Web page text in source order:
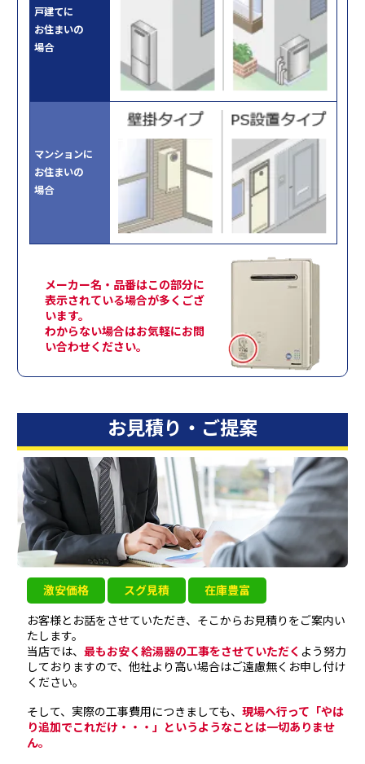
戸建てに
お住まいの
場合
マンションに
お住まいの
場合
メーカー名・品番はこの部分に
表示されている場合が多くござ
います。
わからない場合はお気軽にお問
い合わせください。
お見積り・ご提案
激安価格 スグ見積 在庫豊富
お客様とお話をさせていただき、そこからお見積りをご案内い
たします。
当店では、最もお安く給湯器の工事をさせていただく よう努力
しておりますので、他社より高い場合はご遠慮無くお申し付け
ください。
そして、実際の工事費用につきましても、現場へ行って「やは
り追加でこれだけ・・・」というようなことは一切ありませ
ん。